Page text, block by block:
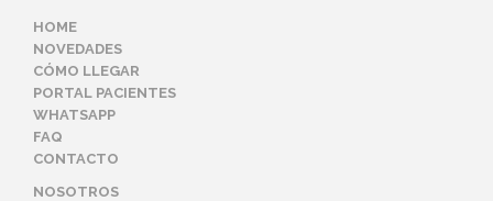
HOME
NOVEDADES
CÓMO LLEGAR
PORTAL PACIENTES
WHATSAPP
FAQ
CONTACTO
NOSOTROS